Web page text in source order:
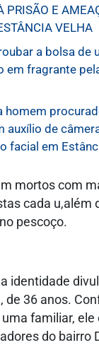
PRISÃO E
VELHA
a bolsa de
em fragrante
homem
auxílio de
facial em
mortos com
cada u,além
pescoço.
identidade
de 36 anos.
familiar, ele
do bairro